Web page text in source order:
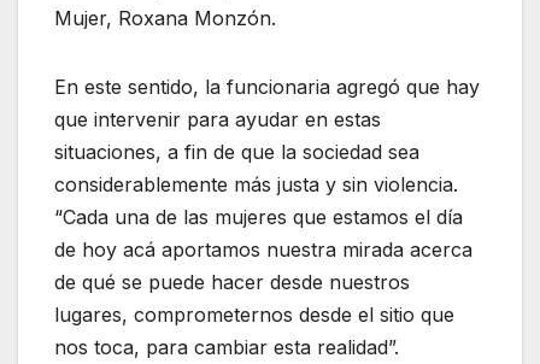
Mujer, Roxana Monzón.
En este sentido, la funcionaria agregó que hay
que intervenir para ayudar en estas
situaciones, a fin de que la sociedad sea
considerablemente más justa y sin violencia.
“Cada una de las mujeres que estamos el día
de hoy acá aportamos nuestra mirada acerca
de qué se puede hacer desde nuestros
lugares, comprometernos desde el sitio que
nos toca, para cambiar esta realidad”.